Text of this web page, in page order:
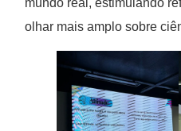
olhar mais amplo sobre